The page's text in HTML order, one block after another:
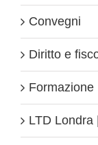
Convegni
Diritto e
Formazione
LTD Londra